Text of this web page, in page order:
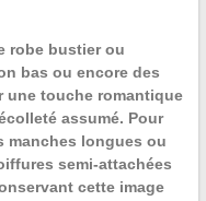
robe bustier ou
bas ou encore des
une touche romantique
assumé. Pour
manches longues ou
semi-attachées
cette image